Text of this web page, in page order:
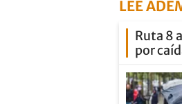
LEE
Ruta 8
por